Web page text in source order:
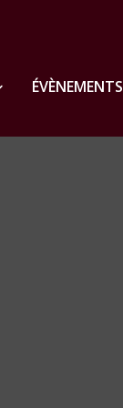
ÉVÈNEMENTS